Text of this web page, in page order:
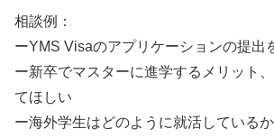
相談例：
ーYMS Visaのアプリケーションの提出
ー新卒でマスターに進学するメリット
てほしい
ー海外学生はどのように就活しているか